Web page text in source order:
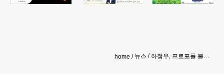
home 뉴스 하정우, 프로포폴 불법투약 약식기소…"스스로 단속"